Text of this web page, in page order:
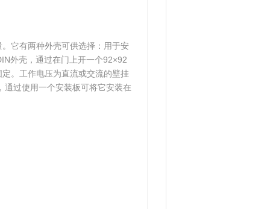
它有两种外壳可供选择：用于安
外壳，通过在门上开一个92×92
。工作电压为直流或交流的壁挂
通过使用一个安装板可将它安装在